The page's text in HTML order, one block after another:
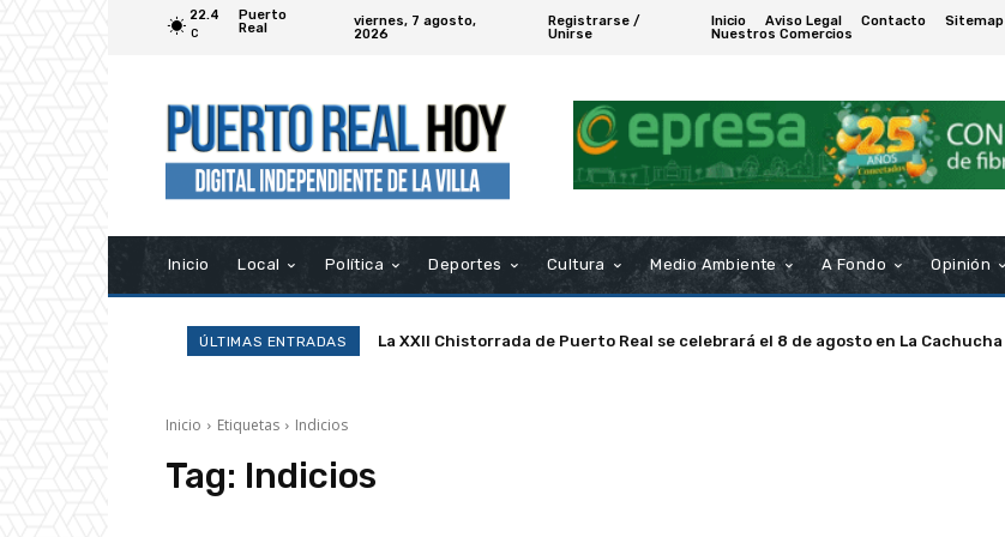
22.4
C
Puerto
Real
viernes, 7 agosto,
2026
Registrarse /
Unirse
Inicio Aviso Legal Contacto
Sitemap
Nuestros Comercios
Inicio Local Política Deportes Cultura Medio Ambiente A Fondo Opinión
ÚLTIMAS ENTRADAS La XXII Chistorrada de Puerto Real se celebrará el 8 de agosto en La Cachucha
Inicio Etiquetas Indicios
Tag: Indicios